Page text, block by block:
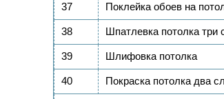
37 Поклейка обоев на
38 Шпатлевка потолка три
39 Шлифовка потолка
40 Покраска потолка два